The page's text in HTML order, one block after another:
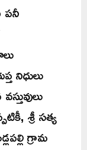
నిధులు
శ్రీ సత్య
గ్రామ